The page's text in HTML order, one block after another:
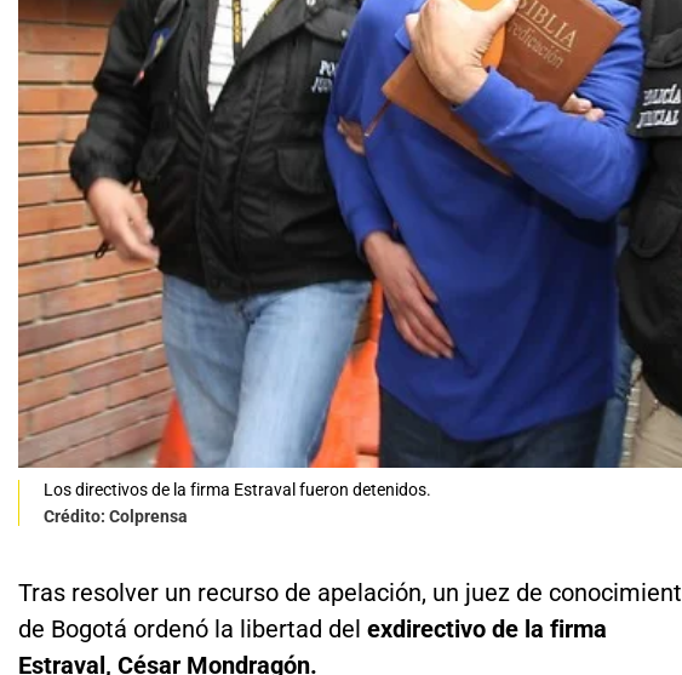
Los directivos de la firma Estraval fueron detenidos.
Crédito: Colprensa
Tras resolver un recurso de apelación, un juez de
de Bogotá ordenó la libertad del exdirectivo de la firma
Estraval, César Mondragón.